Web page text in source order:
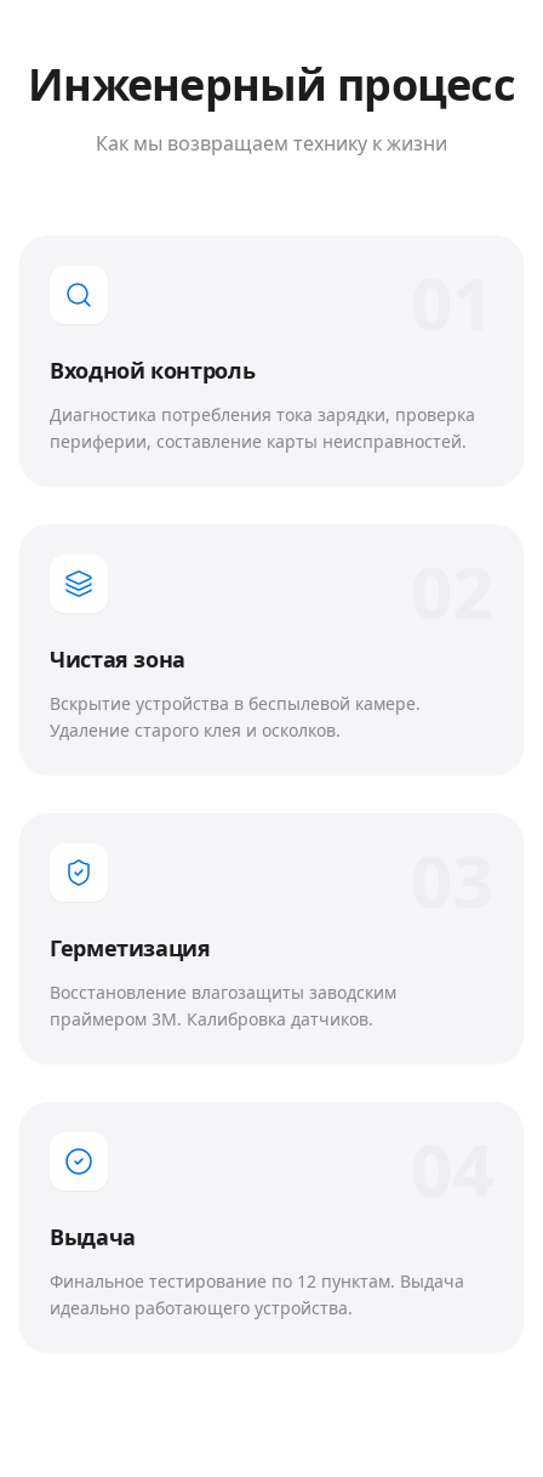
Инженерный процесс
Как мы возвращаем технику к жизни
Входной контроль
Диагностика потребления тока зарядки, проверка
периферии, составление карты неисправностей.
Чистая зона
Вскрытие устройства в беспылевой камере.
Удаление старого клея и осколков.
Герметизация
Восстановление влагозащиты заводским
праймером 3M. Калибровка датчиков.
Выдача
Финальное тестирование по 12 пунктам. Выдача
идеально работающего устройства.